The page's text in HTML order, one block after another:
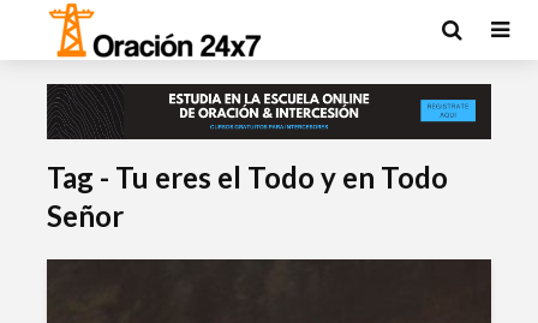
Tag - Tu eres el Todo y en Todo
Señor